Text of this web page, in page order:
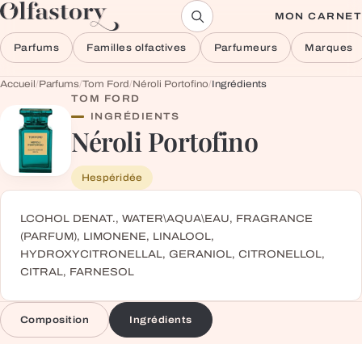
Aller au contenu MON CARNET
Parfums Familles olfactives Parfumeurs Marques
Accueil/Parfums/Tom Ford/Néroli Portofino/Ingrédients
TOM FORD
INGRÉDIENTS
Néroli Portofino
Hespéridée
LCOHOL DENAT., WATER\AQUA\EAU, FRAGRANCE
(PARFUM), LIMONENE, LINALOOL,
HYDROXYCITRONELLAL, GERANIOL, CITRONELLOL,
CITRAL, FARNESOL
Composition Ingrédients